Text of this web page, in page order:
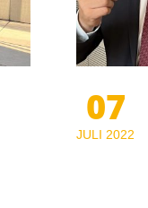
07
JULI 2022